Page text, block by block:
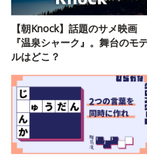
【朝Knock】話題のサメ映画
『温泉シャーク』。舞台のモ
ルはどこ？